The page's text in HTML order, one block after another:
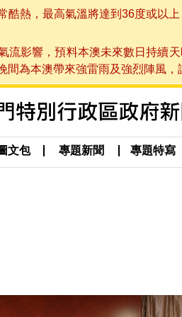
酷熱，最高氣溫將達到36度或以
流影響，預料本澳未來數日持續
間為本澳帶來強雷雨及強烈陣風
文包 專題新聞 專題特寫